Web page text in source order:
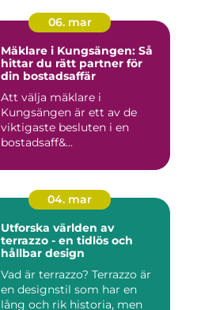
06. mar
Mäklare i Kungsängen: Så
hittar du rätt partner för
din bostadsaffär
Att välja mäklare i
Kungsängen är ett av de
viktigaste besluten i en
bostadsaff&...
04. mar
Utforska världen av
terrazzo - en tidlös och
hållbar design
Vad är terrazzo? Terrazzo är
en designstil som har en
lång och rik historia, men